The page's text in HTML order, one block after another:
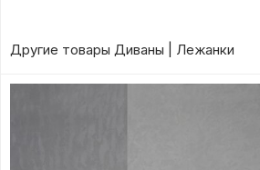
Другие товары Диваны | Лежанки